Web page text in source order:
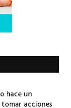
hace un
acciones